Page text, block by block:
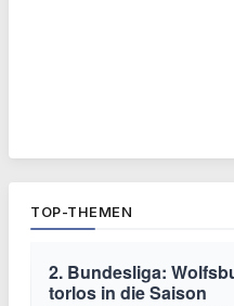
TOP-THEMEN
2. Bundesliga:
torlos in die Saison